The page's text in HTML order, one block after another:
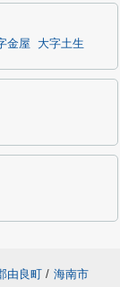
金屋 大字土生
由良町 / 海南市